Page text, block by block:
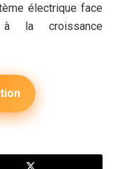
électrique face
la croissance